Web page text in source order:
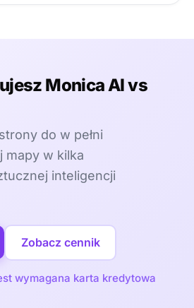
Monica AI vs
do w pełni
mapy w kilka
inteligencji
Zobacz cennik
wymagana karta kredytowa